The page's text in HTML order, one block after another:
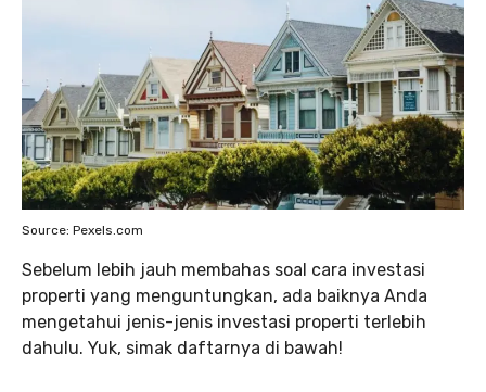
Source: Pexels.com
Sebelum lebih jauh membahas soal cara investasi
properti yang menguntungkan, ada baiknya Anda
mengetahui jenis-jenis investasi properti terlebih
dahulu. Yuk, simak daftarnya di bawah!